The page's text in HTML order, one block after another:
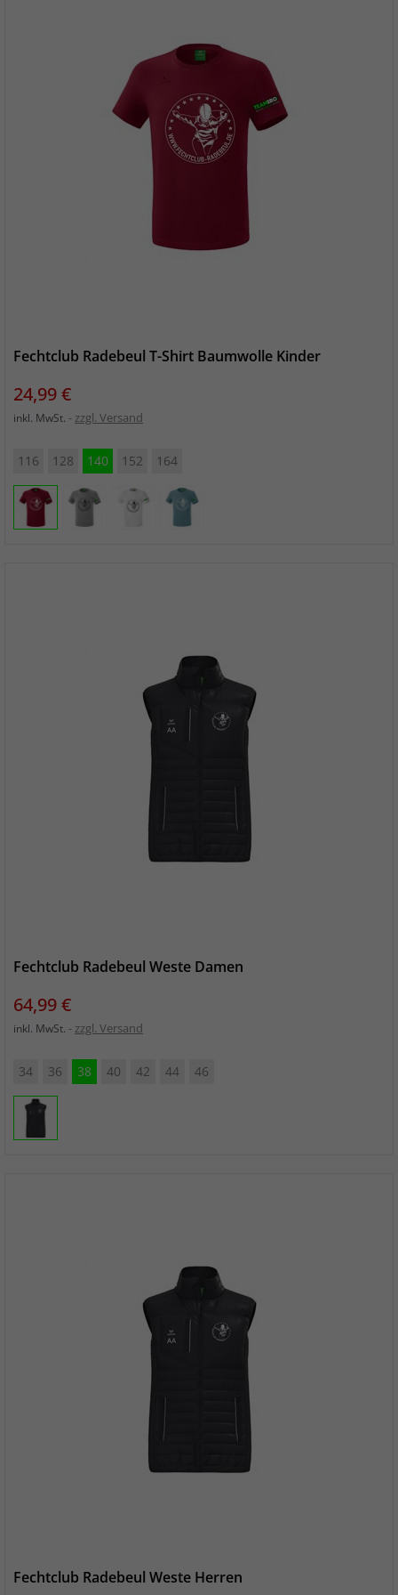
Fechtclub Radebeul T-Shirt Baumwolle Kinder
Preis
24,99 €
inkl. MwSt. zzgl. Versand
116 128 140 152 164
Fechtclub Radebeul Weste Damen
Preis
64,99 €
inkl. MwSt. zzgl. Versand
34 36 38 40 42 44 46
Fechtclub Radebeul Weste Herren